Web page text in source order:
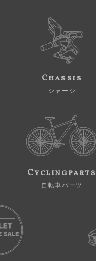
Chassis
シャーシ
Cyclingparts
自転車パーツ